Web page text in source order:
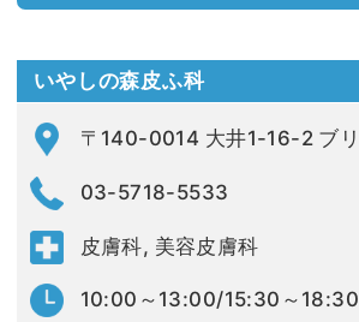
いやしの森皮ふ科
03-5718-5533
皮膚科, 美容皮膚科
10:00～13:00/15:30～18:30